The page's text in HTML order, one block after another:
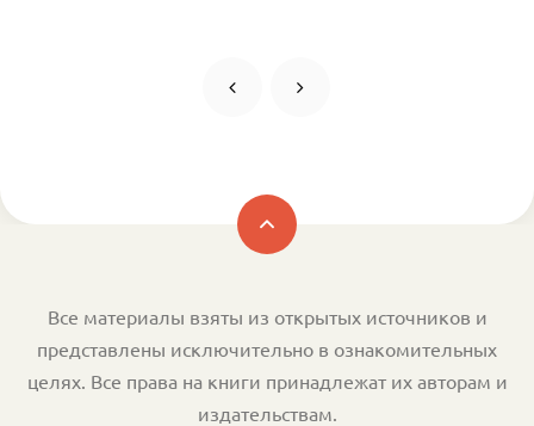
Все материалы взяты из открытых источников и
представлены исключительно в ознакомительных
целях. Все права на книги принадлежат их авторам и
издательствам.